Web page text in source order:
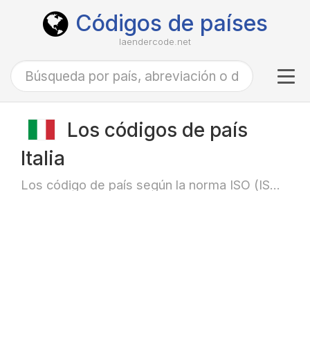
Códigos de países
laendercode.net
Los códigos de país
Italia
Los código de país según la norma ISO (ISO-3166)